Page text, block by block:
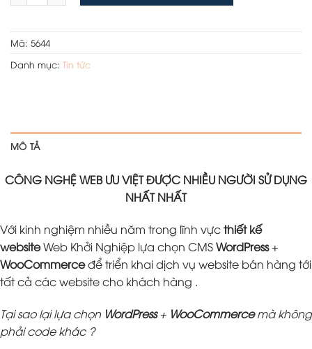
Mã: 5644
Danh mục: Tin tức
MÔ TẢ
CÔNG NGHỆ WEB ƯU VIỆT ĐƯỢC NHIỀU NGƯỜI SỬ DỤNG
NHẤT NHẤT
Với kinh nghiệm nhiều năm trong lĩnh vựcthiết kế
websiteWeb Khởi Nghiệp lựa chọn CMSWordPress+
WooCommerceđể triển khai dịch vụ website bán hàng tới
tất cả các website cho khách hàng .
Tại sao lại lựa chọn WordPress+ WooCommercemà không
phải code khác ?